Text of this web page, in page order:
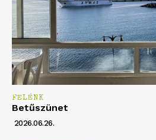
FELÉNK
Betűszünet
2026.06.26.